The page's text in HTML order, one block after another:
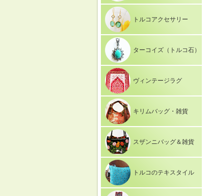
トルコアクセサリー
ターコイズ（トルコ石）
ヴィンテージラグ
キリムバッグ・雑貨
スザンニバッグ＆雑貨
トルコのテキスタイル